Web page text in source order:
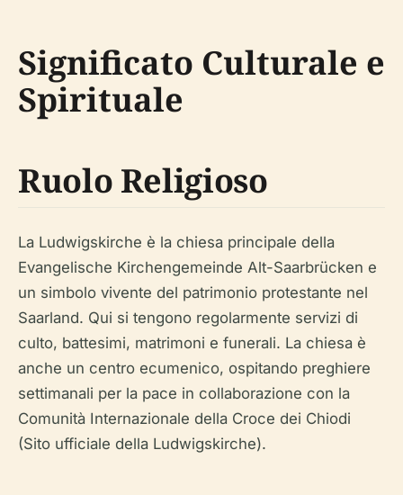
Significato Culturale e
Spirituale
Ruolo Religioso
La Ludwigskirche è la chiesa principale della
Evangelische Kirchengemeinde Alt-Saarbrücken e
un simbolo vivente del patrimonio protestante nel
Saarland. Qui si tengono regolarmente servizi di
culto, battesimi, matrimoni e funerali. La chiesa è
anche un centro ecumenico, ospitando preghiere
settimanali per la pace in collaborazione con la
Comunità Internazionale della Croce dei Chiodi
(Sito ufficiale della Ludwigskirche).